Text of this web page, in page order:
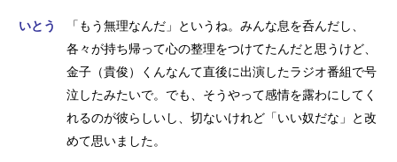
いとう
「もう無理なんだ」というね。みんな息を呑んだし、
各々が持ち帰って心の整理をつけてたんだと思うけど、
金子（貴俊）くんなんて直後に出演したラジオ番組で号
泣したみたいで。でも、そうやって感情を露わにしてく
れるのが彼らしいし、切ないけれど「いい奴だな」と改
めて思いました。